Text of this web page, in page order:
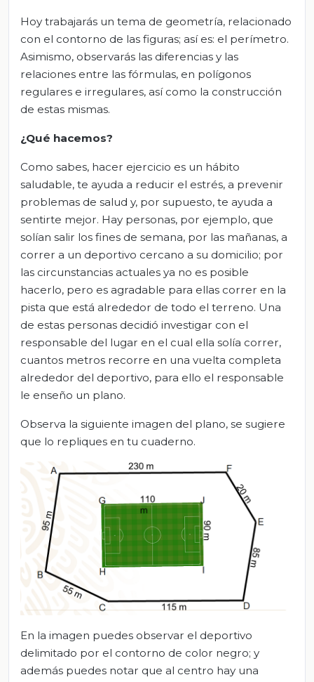
Hoy trabajarás un tema de geometría, relacionado
con el contorno de las figuras; así es: el perímetro.
Asimismo, observarás las diferencias y las
relaciones entre las fórmulas, en polígonos
regulares e irregulares, así como la construcción
de estas mismas.
¿Qué hacemos?
Como sabes, hacer ejercicio es un hábito
saludable, te ayuda a reducir el estrés, a prevenir
problemas de salud y, por supuesto, te ayuda a
sentirte mejor. Hay personas, por ejemplo, que
solían salir los fines de semana, por las mañanas, a
correr a un deportivo cercano a su domicilio; por
las circunstancias actuales ya no es posible
hacerlo, pero es agradable para ellas correr en la
pista que está alrededor de todo el terreno. Una
de estas personas decidió investigar con el
responsable del lugar en el cual ella solía correr,
cuantos metros recorre en una vuelta completa
alrededor del deportivo, para ello el responsable
le enseño un plano.
Observa la siguiente imagen del plano, se sugiere
que lo repliques en tu cuaderno.
En la imagen puedes observar el deportivo
delimitado por el contorno de color negro; y
además puedes notar que al centro hay una